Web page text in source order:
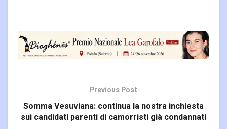
Previous Post
Somma Vesuviana: continua la nostra inchiesta
sui candidati parenti di camorristi già condannati